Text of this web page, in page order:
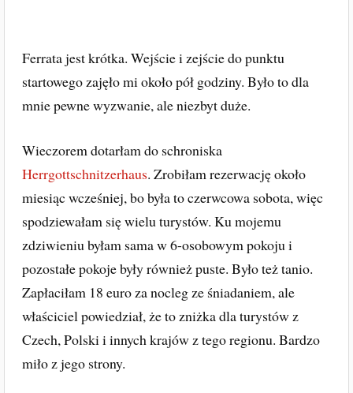
Ferrata jest krótka. Wejście i zejście do punktu
startowego zajęło mi około pół godziny. Było to dla
mnie pewne wyzwanie, ale niezbyt duże.
Wieczorem dotarłam do schroniska
Herrgottschnitzerhaus. Zrobiłam rezerwację około
miesiąc wcześniej, bo była to czerwcowa sobota, więc
spodziewałam się wielu turystów. Ku mojemu
zdziwieniu byłam sama w 6-osobowym pokoju i
pozostałe pokoje były również puste. Było też tanio.
Zapłaciłam 18 euro za nocleg ze śniadaniem, ale
właściciel powiedział, że to zniżka dla turystów z
Czech, Polski i innych krajów z tego regionu. Bardzo
miło z jego strony.